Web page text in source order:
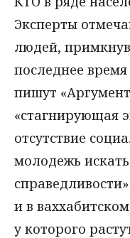
Эксперты
людей,
последнее
пишут
«стагнирующая
отсутствие
молодежь
и в
у которого